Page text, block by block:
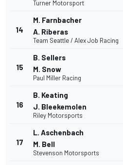
Turner Motorsport
14
M. Farnbacher
A. Riberas
Team Seattle / Alex Job Racing
15
B. Sellers
M. Snow
Paul Miller Racing
16
B. Keating
J. Bleekemolen
Riley Motorsports
17
L. Aschenbach
M. Bell
Stevenson Motorsports